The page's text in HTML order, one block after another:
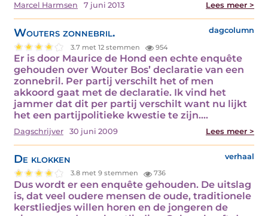
Marcel Harmsen 7 juni 2013 Lees meer >
Wouters zonnebril. dagcolumn
3.7 met 12 stemmen 954
Er is door Maurice de Hond een echte enquête
gehouden over Wouter Bos’ declaratie van een
zonnebril. Per partij verschilt het of men
akkoord gaat met de declaratie. Ik vind het
jammer dat dit per partij verschilt want nu lijkt
het een partijpolitieke kwestie te zijn.…
Dagschrijver 30 juni 2009 Lees meer >
De klokken verhaal
3.8 met 9 stemmen 736
Dus wordt er een enquête gehouden. De uitslag
is, dat veel oudere mensen de oude, traditionele
kerstliedjes willen horen en de jongeren de